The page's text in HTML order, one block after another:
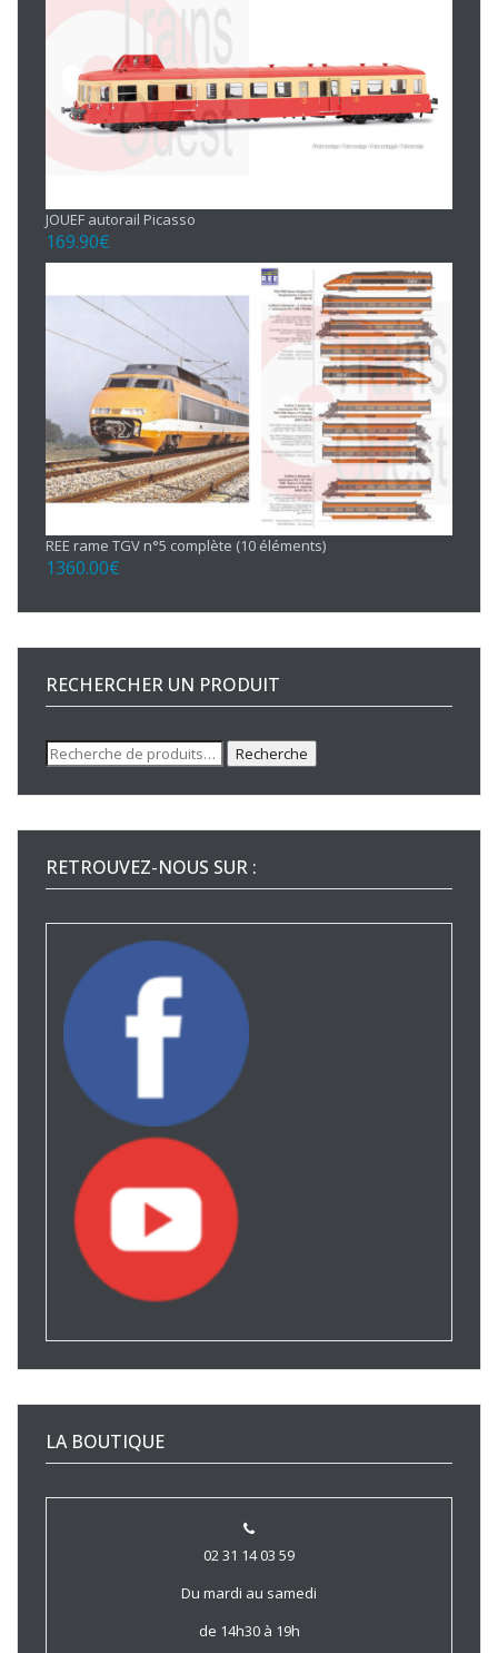
JOUEF autorail Picasso
169.90€
REE rame TGV n°5 complète (10 éléments)
1360.00€
RECHERCHER UN PRODUIT
Recherche
pour :
Recherche
RETROUVEZ-NOUS SUR :
LA BOUTIQUE
02 31 14 03 59
Du mardi au samedi
de 14h30 à 19h